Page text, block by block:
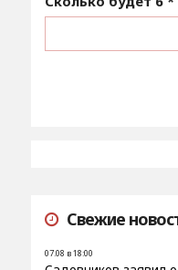
Свежие
07.08 в 18:00